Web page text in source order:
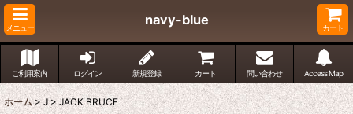
メニュー
navy-blue
カート
ご利用案内 ログイン 新規登録 カート 問い合わせ Access Map
ホーム > J > JACK BRUCE